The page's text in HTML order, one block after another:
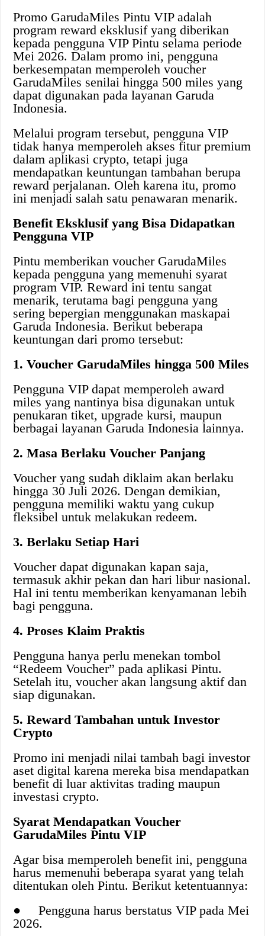
Promo GarudaMiles Pintu VIP adalah
program reward eksklusif yang diberikan
kepada pengguna VIP Pintu selama periode
Mei 2026. Dalam promo ini, pengguna
berkesempatan memperoleh voucher
GarudaMiles senilai hingga 500 miles yang
dapat digunakan pada layanan Garuda
Indonesia.
Melalui program tersebut, pengguna VIP
tidak hanya memperoleh akses fitur premium
dalam aplikasi crypto, tetapi juga
mendapatkan keuntungan tambahan berupa
reward perjalanan. Oleh karena itu, promo
ini menjadi salah satu penawaran menarik.
Benefit Eksklusif yang Bisa Didapatkan
Pengguna VIP
Pintu memberikan voucher GarudaMiles
kepada pengguna yang memenuhi syarat
program VIP. Reward ini tentu sangat
menarik, terutama bagi pengguna yang
sering bepergian menggunakan maskapai
Garuda Indonesia. Berikut beberapa
keuntungan dari promo tersebut:
1. Voucher GarudaMiles hingga 500 Miles
Pengguna VIP dapat memperoleh award
miles yang nantinya bisa digunakan untuk
penukaran tiket, upgrade kursi, maupun
berbagai layanan Garuda Indonesia lainnya.
2. Masa Berlaku Voucher Panjang
Voucher yang sudah diklaim akan berlaku
hingga 30 Juli 2026. Dengan demikian,
pengguna memiliki waktu yang cukup
fleksibel untuk melakukan redeem.
3. Berlaku Setiap Hari
Voucher dapat digunakan kapan saja,
termasuk akhir pekan dan hari libur nasional.
Hal ini tentu memberikan kenyamanan lebih
bagi pengguna.
4. Proses Klaim Praktis
Pengguna hanya perlu menekan tombol
“Redeem Voucher” pada aplikasi Pintu.
Setelah itu, voucher akan langsung aktif dan
siap digunakan.
5. Reward Tambahan untuk Investor
Crypto
Promo ini menjadi nilai tambah bagi investor
aset digital karena mereka bisa mendapatkan
benefit di luar aktivitas trading maupun
investasi crypto.
Syarat Mendapatkan Voucher
GarudaMiles Pintu VIP
Agar bisa memperoleh benefit ini, pengguna
harus memenuhi beberapa syarat yang telah
ditentukan oleh Pintu. Berikut ketentuannya:
● Pengguna harus berstatus VIP pada Mei
2026.